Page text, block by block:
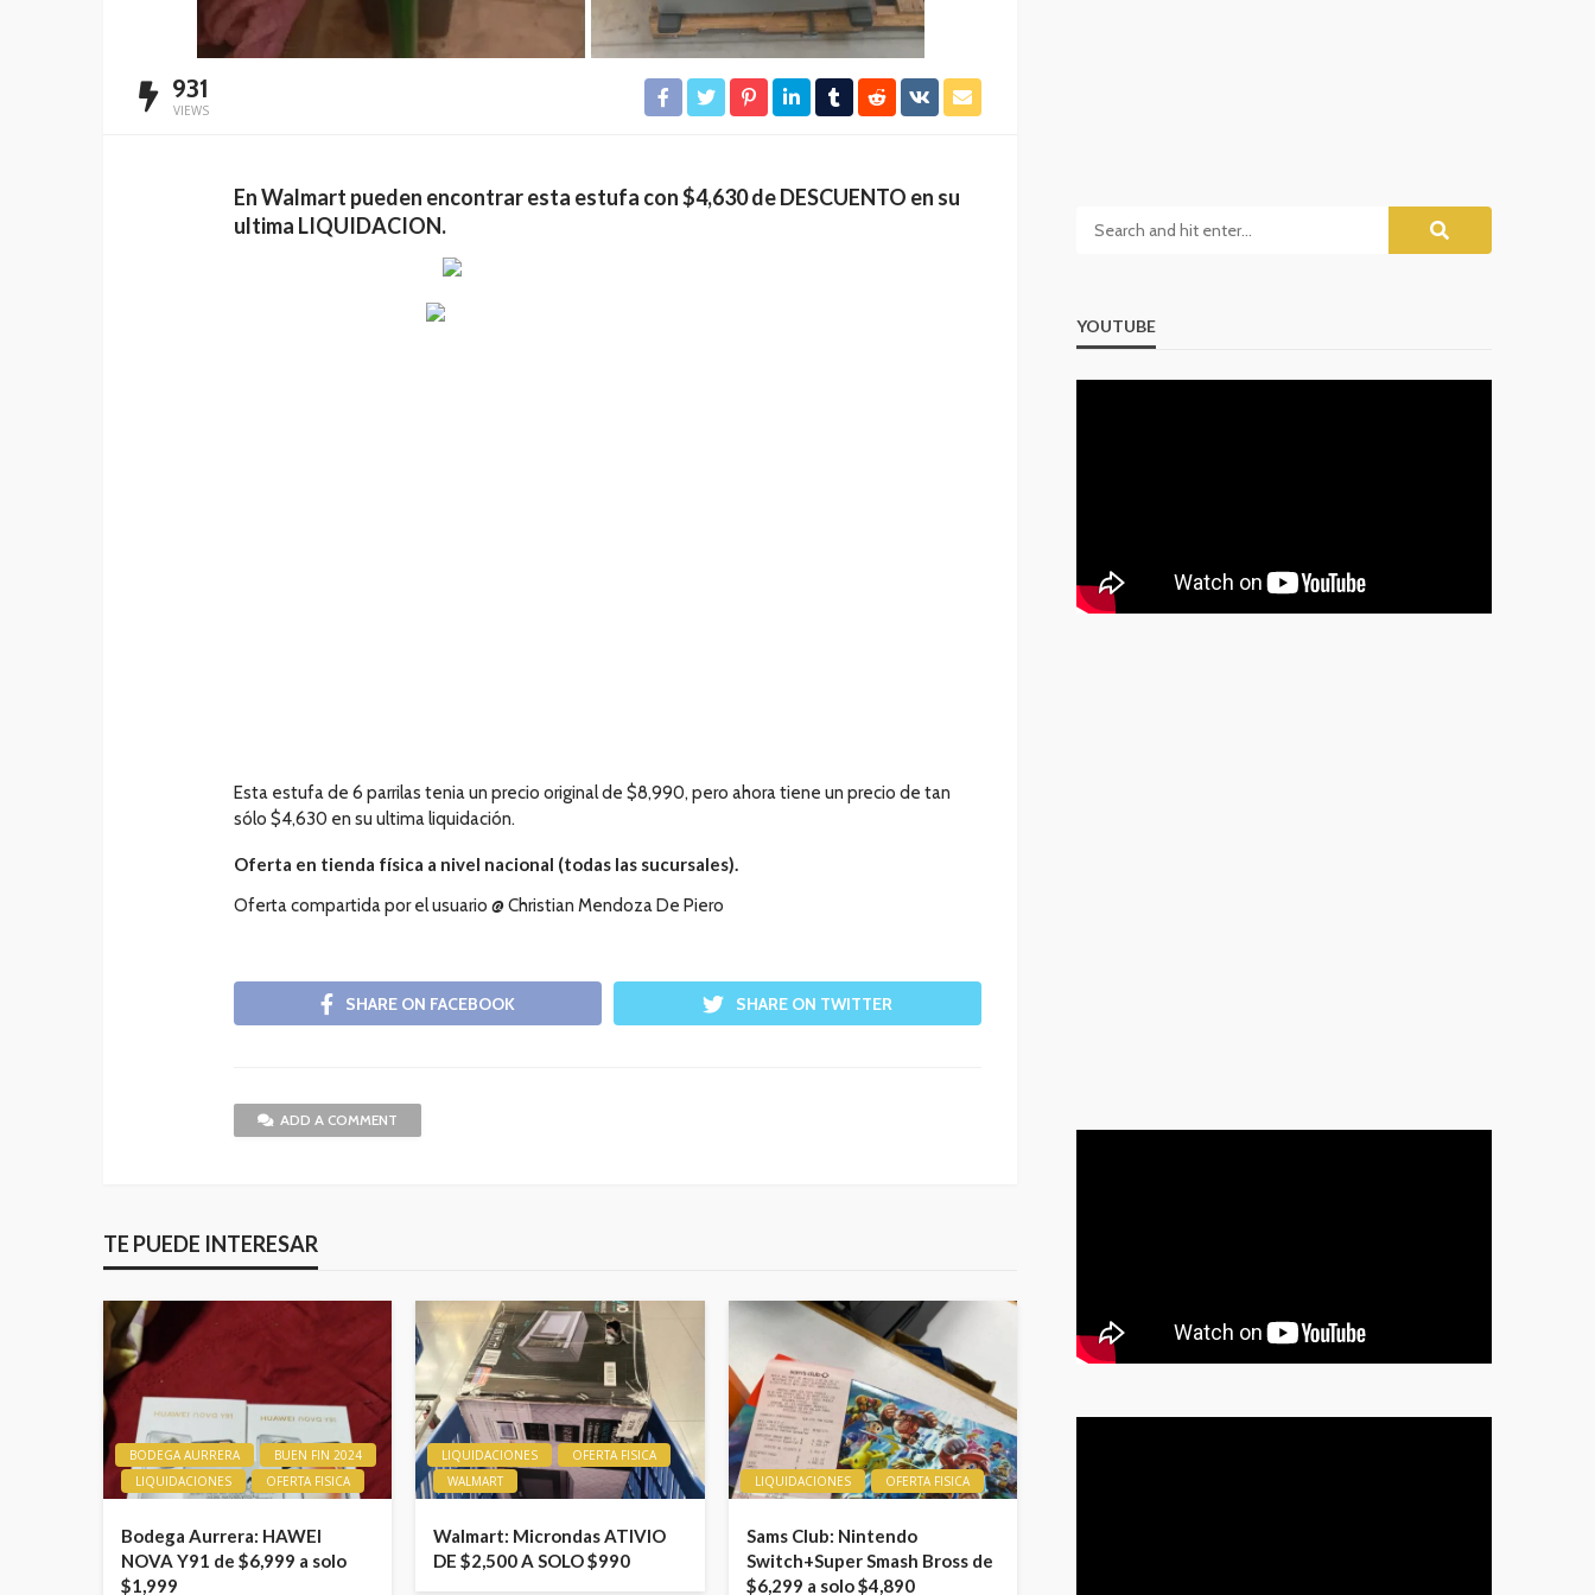
931
VIEWS
En Walmart pueden encontrar esta estufa con $4,630 de DESCUENTO en su
ultima LIQUIDACION.
Esta estufa de 6 parrilas tenia un precio original de $8,990, pero ahora tiene un precio de tan
sólo $4,630 en su ultima liquidación.
Oferta en tienda física a nivel nacional (todas las sucursales).
Oferta compartida por el usuario @ Christian Mendoza De Piero
SHARE ON FACEBOOK SHARE ON TWITTER
ADD A COMMENT
TE PUEDE INTERESAR
BODEGA AURRERA
BUEN FIN 2024
LIQUIDACIONES
OFERTA FISICA
Bodega Aurrera: HAWEI
NOVA Y91 de $6,999 a solo
$1,999
LIQUIDACIONES
OFERTA FISICA
WALMART
Walmart: Microndas ATIVIO
DE $2,500 A SOLO $990
LIQUIDACIONES OFERTA FISICA
Sams Club: Nintendo
Switch+Super Smash Bross de
$6,299 a solo $4,890
YOUTUBE